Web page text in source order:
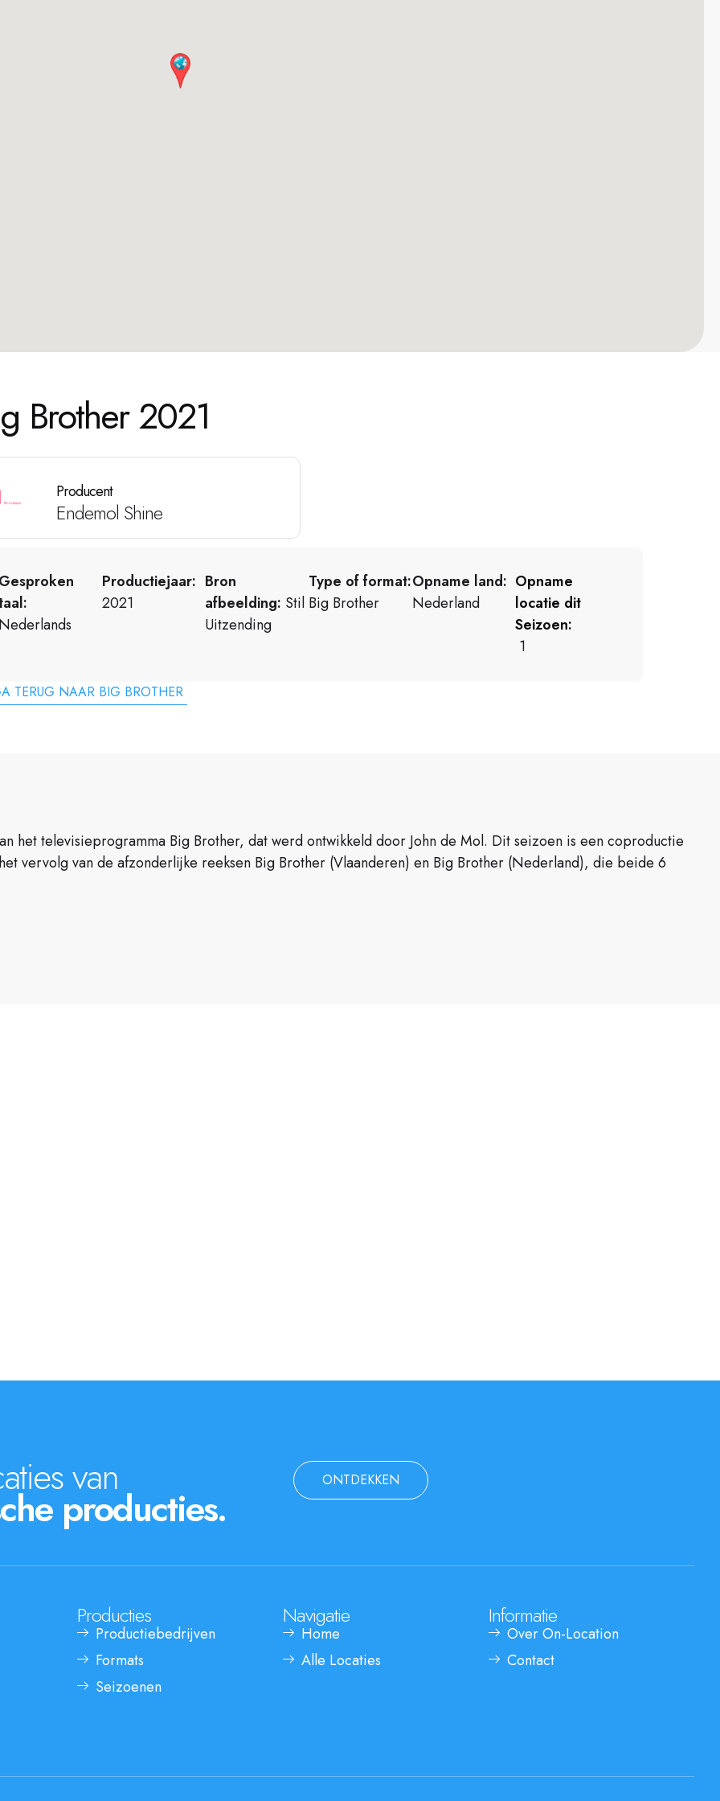
Brother 2021
Producent
Endemol Shine
Productiejaar:
2021
Bron
afbeelding: Stil
Uitzending
Type of format:
Big Brother
Opname land:
Nederland
Opname
locatie dit
Seizoen:
1
TERUG NAAR BIG BROTHER
het televisieprogramma Big Brother, dat werd ontwikkeld door John de Mol. Dit seizoen is een coproductie
vervolg van de afzonderlijke reeksen Big Brother (Vlaanderen) en Big Brother (Nederland), die beide 6
van
producties.
ONTDEKKEN
Producties
Productiebedrijven
Formats
Seizoenen
Navigatie
Home
Alle Locaties
Informatie
Over On-Location
Contact